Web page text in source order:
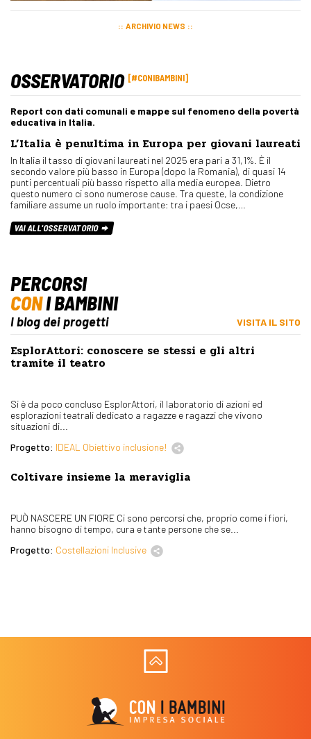
ARCHIVIO NEWS
OSSERVATORIO #CONIBAMBINI
Report con dati comunali e mappe sul fenomeno della povertà
educativa in Italia.
L’Italia è penultima in Europa per giovani laureati
In Italia il tasso di giovani laureati nel 2025 era pari a 31,1%. È il
secondo valore più basso in Europa (dopo la Romania), di quasi 14
punti percentuali più basso rispetto alla media europea. Dietro
questo numero ci sono numerose cause. Tra queste, la condizione
familiare assume un ruolo importante: tra i paesi Ocse,…
VAI ALL'OSSERVATORIO
PERCORSI
CONI BAMBINI
I blog dei progetti VISITA IL SITO
EsplorAttori: conoscere se stessi e gli altri
tramite il teatro
Si è da poco concluso EsplorAttori, il laboratorio di azioni ed
esplorazioni teatrali dedicato a ragazze e ragazzi che vivono
situazioni di...
Progetto: IDEAL Obiettivo inclusione!
Coltivare insieme la meraviglia
PUÒ NASCERE UN FIORE Ci sono percorsi che, proprio come i fiori,
hanno bisogno di tempo, cura e tante persone che se...
Progetto: Costellazioni Inclusive